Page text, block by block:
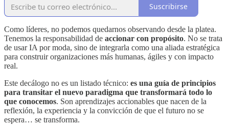
Suscribirse
Como líderes, no podemos quedarnos observando desde la platea.
Tenemos la responsabilidad de accionar con propósito. No se trata
de usar IA por moda, sino de integrarla como una aliada estratégica
para construir organizaciones más humanas, ágiles y con impacto
real.
Este decálogo no es un listado técnico: es una guía de principios
para transitar el nuevo paradigma que transformará todo lo
que conocemos. Son aprendizajes accionables que nacen de la
reflexión, la experiencia y la convicción de que el futuro no se
espera… se transforma.